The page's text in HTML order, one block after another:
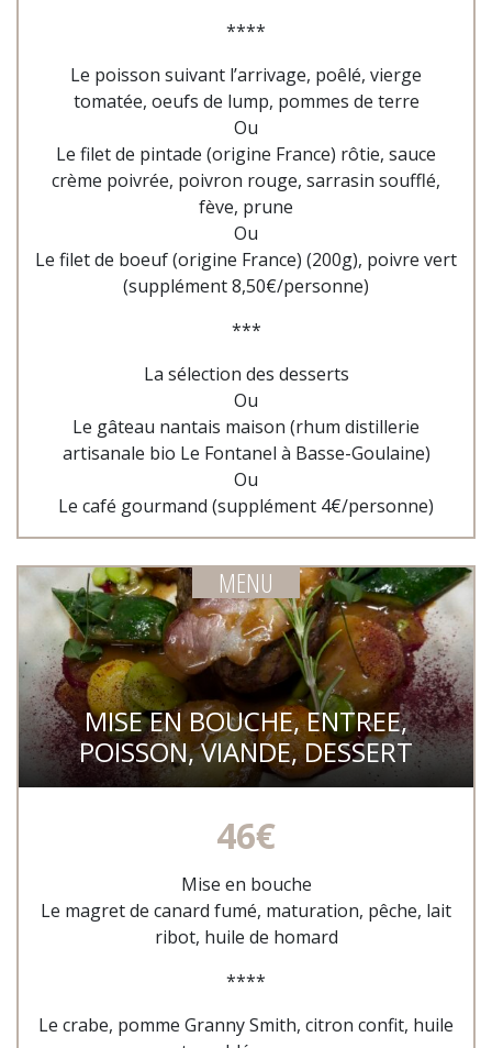
****
Le poisson suivant l’arrivage, poêlé, vierge
tomatée, oeufs de lump, pommes de terre
Ou
Le filet de pintade (origine France) rôtie, sauce
crème poivrée, poivron rouge, sarrasin soufflé,
fève, prune
Ou
Le filet de boeuf (origine France) (200g), poivre vert
(supplément 8,50€/personne)
***
La sélection des desserts
Ou
Le gâteau nantais maison (rhum distillerie
artisanale bio Le Fontanel à Basse-Goulaine)
Ou
Le café gourmand (supplément 4€/personne)
MENU
MISE EN BOUCHE, ENTREE,
POISSON, VIANDE, DESSERT
46€
Mise en bouche
Le magret de canard fumé, maturation, pêche, lait
ribot, huile de homard
****
Le crabe, pomme Granny Smith, citron confit, huile